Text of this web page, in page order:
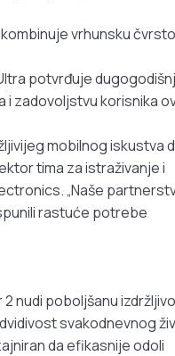
vrhunsku
potvrđuje
i zadovoljstvu korisnika
mobilnog iskustva
tima za istraživanje i
„Naše
rastuće potrebe
nudi poboljšanu
svakodnevnog
da efikasnije odoli